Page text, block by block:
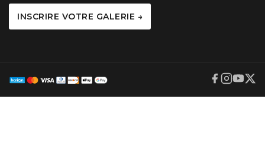
INSCRIRE VOTRE GALERIE →